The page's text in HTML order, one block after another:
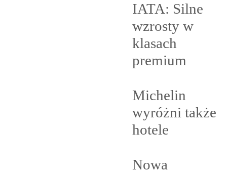
IATA: Silne
wzrosty w
klasach
premium
Michelin
wyróżni także
hotele
Nowa